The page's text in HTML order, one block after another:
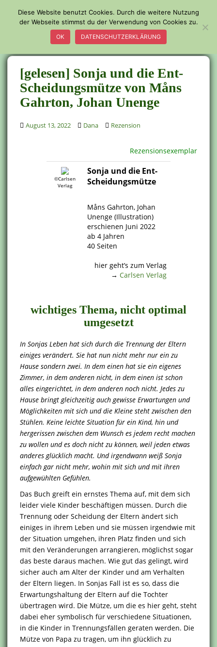
[gelesen] Sonja und die Ent-
Scheidungsmütze von Måns
Gahrton, Johan Unenge
August 13, 2022 Dana Rezension
Rezensionsexemplar
©Carlsen
Verlag
Sonja und die Ent-
Scheidungsmütze
Måns Gahrton, Johan
Unenge (Illustration)
erschienen Juni 2022
ab 4 Jahren
40 Seiten
hier geht’s zum Verlag
→ Carlsen Verlag
wichtiges Thema, nicht optimal
umgesetzt
In Sonjas Leben hat sich durch die Trennung der Eltern
einiges verändert. Sie hat nun nicht mehr nur ein zu
Hause sondern zwei. In dem einen hat sie ein eigenes
Zimmer, in dem anderen nicht, in dem einen ist schon
alles eingerichtet, in dem anderen noch nicht. Jedes zu
Hause bringt gleichzeitig auch gewisse Erwartungen und
Möglichkeiten mit sich und die Kleine steht zwischen den
Stühlen. Keine leichte Situation für ein Kind, hin und
hergerissen zwischen dem Wunsch es jedem recht machen
zu wollen und es doch nicht zu können, weil jeden etwas
anderes glücklich macht. Und irgendwann weiß Sonja
einfach gar nicht mehr, wohin mit sich und mit ihren
aufgewühlten Gefühlen.
Das Buch greift ein ernstes Thema auf, mit dem sich
leider viele Kinder beschäftigen müssen. Durch die
Trennung oder Scheidung der Eltern ändert sich
einiges in ihrem Leben und sie müssen irgendwie mit
der Situation umgehen, ihren Platz finden und sich
mit den Veränderungen arrangieren, möglichst sogar
das beste daraus machen. Wie gut das gelingt, wird
sicher auch am Alter der Kinder und am Verhalten
der Eltern liegen. In Sonjas Fall ist es so, dass die
Erwartungshaltung der Eltern auf die Tochter
übertragen wird. Die Mütze, um die es hier geht, steht
dabei eher symbolisch für verschiedene Situationen,
in die Kinder in Trennungsfällen geraten werden. Die
Mütze von Papa zu tragen, um ihn glücklich zu
Diese Website benutzt Cookies. Durch die weitere Nutzung
der Webseite stimmst du der Verwendung von Cookies zu.
OK DATENSCHUTZERKLÄRUNG